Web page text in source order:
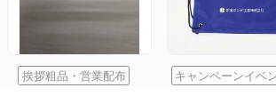
挨拶粗品・営業配布 キャンペーンイベ